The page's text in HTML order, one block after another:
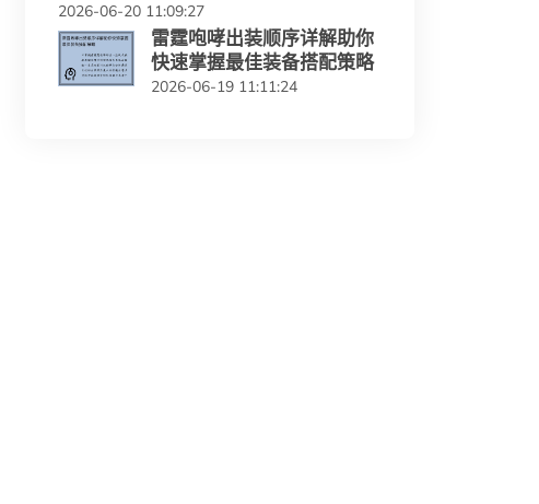
2026-06-20 11:09:27
雷霆咆哮出装顺序详解助你
快速掌握最佳装备搭配策略
2026-06-19 11:11:24